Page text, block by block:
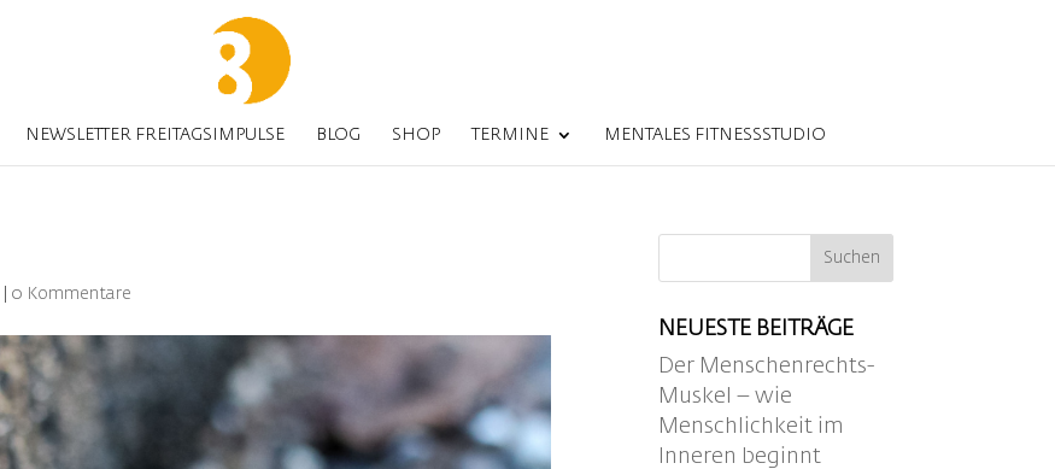
NEWSLETTER FREITAGSIMPULSE BLOG SHOP TERMINE MENTALES FITNESSSTUDIO
0 Kommentare
NEUESTE BEITRÄGE
Der Menschenrechts-
Muskel – wie
Menschlichkeit im
Inneren beginnt